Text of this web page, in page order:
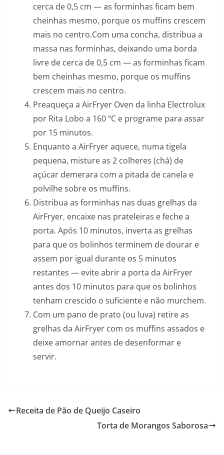
cerca de 0,5 cm — as forminhas ficam bem
cheinhas mesmo, porque os muffins crescem
mais no centro.Com uma concha, distribua a
massa nas forminhas, deixando uma borda
livre de cerca de 0,5 cm — as forminhas ficam
bem cheinhas mesmo, porque os muffins
crescem mais no centro.
Preaqueça a AirFryer Oven da linha Electrolux
por Rita Lobo a 160 ºC e programe para assar
por 15 minutos.
Enquanto a AirFryer aquece, numa tigela
pequena, misture as 2 colheres (chá) de
açúcar demerara com a pitada de canela e
polvilhe sobre os muffins.
Distribua as forminhas nas duas grelhas da
AirFryer, encaixe nas prateleiras e feche a
porta. Após 10 minutos, inverta as grelhas
para que os bolinhos terminem de dourar e
assem por igual durante os 5 minutos
restantes — evite abrir a porta da AirFryer
antes dos 10 minutos para que os bolinhos
tenham crescido o suficiente e não murchem.
Com um pano de prato (ou luva) retire as
grelhas da AirFryer com os muffins assados e
deixe amornar antes de desenformar e
servir.
Receita de Pão de Queijo Caseiro
Torta de Morangos Saborosa